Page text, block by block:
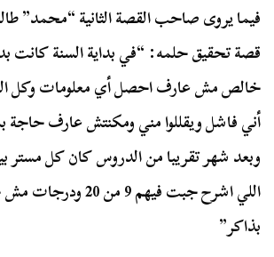
فيما يروى صاحب القصة الثانية “محمد”
قصة تحقيق حلمه: “في بداية السنة كانت
خالص مش عارف احصل أي معلومات وكل
أني فاشل ويقللوا مني ومكنتش عارف
وبعد شهر تقريبا من الدروس كان كل مستر
اللي اشرح جبت فيهم 9
بذاكر”